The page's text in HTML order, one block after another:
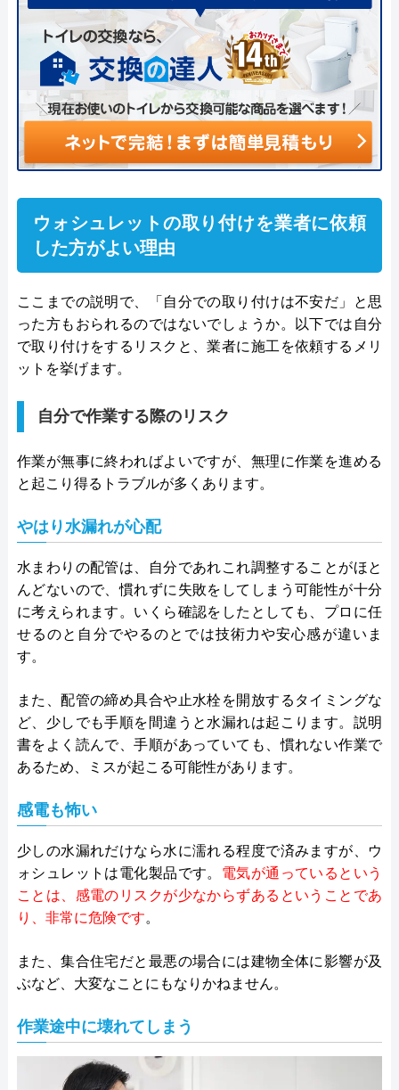
ウォシュレットの取り付けを業者に依頼
した方がよい理由
ここまでの説明で、「自分での取り付けは不安だ」と思
った方もおられるのではないでしょうか。以下では自分
で取り付けをするリスクと、業者に施工を依頼するメリ
ットを挙げます。
自分で作業する際のリスク
作業が無事に終わればよいですが、無理に作業を進める
と起こり得るトラブルが多くあります。
やはり水漏れが心配
水まわりの配管は、自分であれこれ調整することがほと
んどないので、慣れずに失敗をしてしまう可能性が十分
に考えられます。いくら確認をしたとしても、プロに任
せるのと自分でやるのとでは技術力や安心感が違いま
す。
また、配管の締め具合や止水栓を開放するタイミングな
ど、少しでも手順を間違うと水漏れは起こります。説明
書をよく読んで、手順があっていても、慣れない作業で
あるため、ミスが起こる可能性があります。
感電も怖い
少しの水漏れだけなら水に濡れる程度で済みますが、ウ
ォシュレットは電化製品です。 電気が通っているという
ことは、感電のリスクが少なからずあるということであ
り、非常に危険です。
また、集合住宅だと最悪の場合には建物全体に影響が及
ぶなど、大変なことにもなりかねません。
作業途中に壊れてしまう